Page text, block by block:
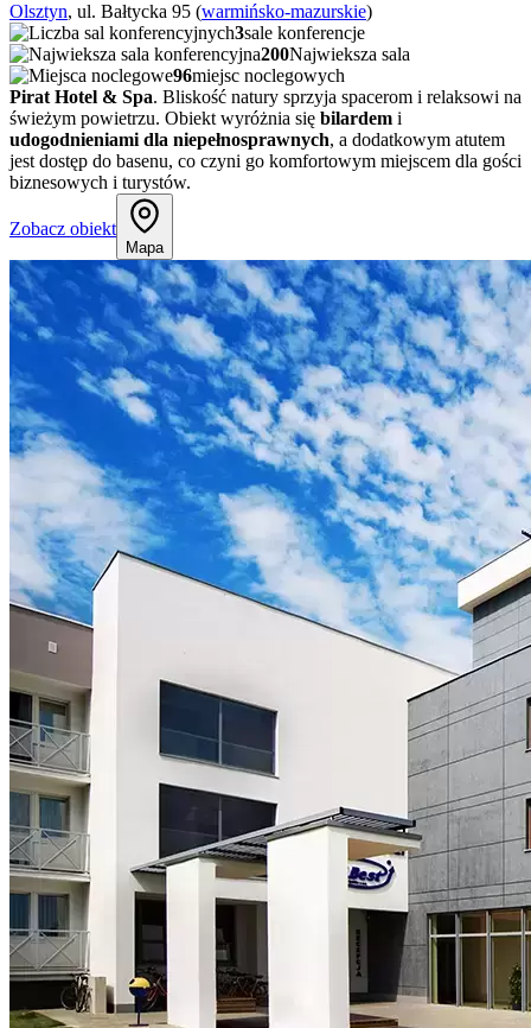
Olsztyn, ul. Bałtycka 95 (warmińsko-mazurskie)
3sale konferencje
200Najwieksza sala
96miejsc noclegowych
Pirat Hotel & Spa. Bliskość natury sprzyja spacerom i relaksowi na
świeżym powietrzu. Obiekt wyróżnia się bilardem i
udogodnieniami dla niepełnosprawnych, a dodatkowym atutem
jest dostęp do basenu, co czyni go komfortowym miejscem dla gości
biznesowych i turystów.
Zobacz obiekt
Mapa